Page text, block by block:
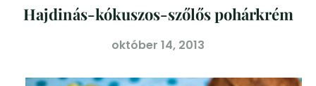
Hajdinás-kókuszos-szőlős pohárkrém
október 14, 2013